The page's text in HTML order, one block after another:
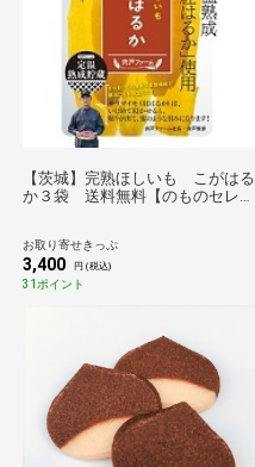
【茨城】完熟ほしいも こがはる
か３袋 送料無料【のものセレク
お取り寄せきっぷ
3,400 円 (税込)
31ポイント